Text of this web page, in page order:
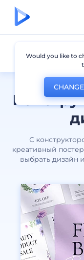
С
креативный
выбрать дизайн
Постеры
Would you like to
CHANGE